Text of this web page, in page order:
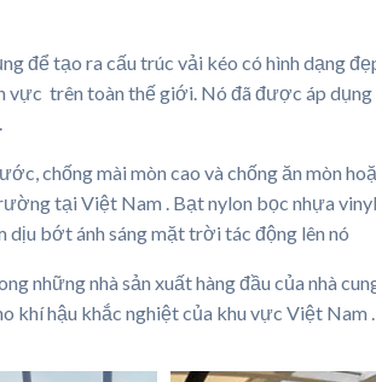
để tạo ra cấu trúc vải kéo có hình dạng
trên toàn thế giới. Nó đã được áp
chống mài mòn cao và chống ăn mòn
tại Việt Nam . Bạt nylon bọc nhựa
dịu bớt ánh sáng mặt trời tác động lên nó
những nhà sản xuất hàng đầu của nhà
khí hậu khắc nghiệt của khu vực Việt